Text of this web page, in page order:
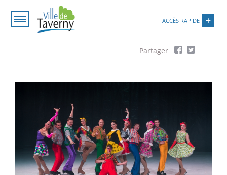
contenu
ACCÈS RAPIDE
Paramétrer les cookies